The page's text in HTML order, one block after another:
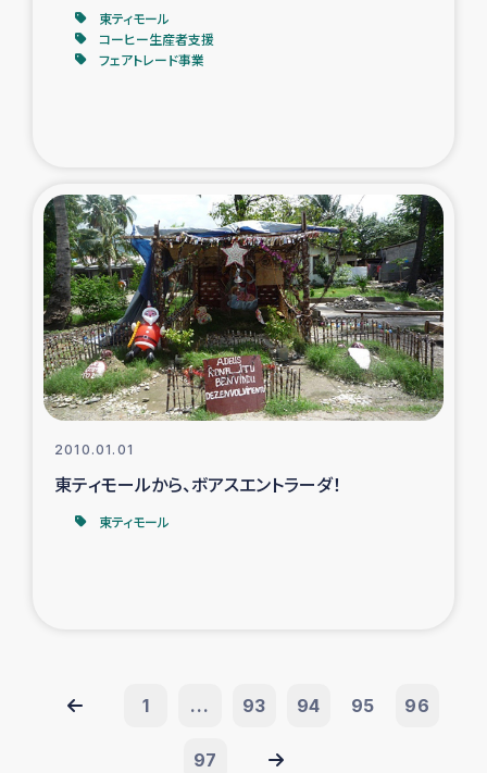
東ティモール
コーヒー生産者支援
フェアトレード事業
2010.01.01
東ティモールから、ボアスエントラーダ！
東ティモール
1 ... 93 94 95 96
97